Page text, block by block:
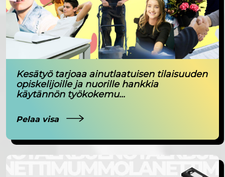
Kesätyö tarjoaa ainutlaatuisen tilaisuuden
opiskelijoille ja nuorille hankkia
käytännön työkokemu...
Pelaa visa